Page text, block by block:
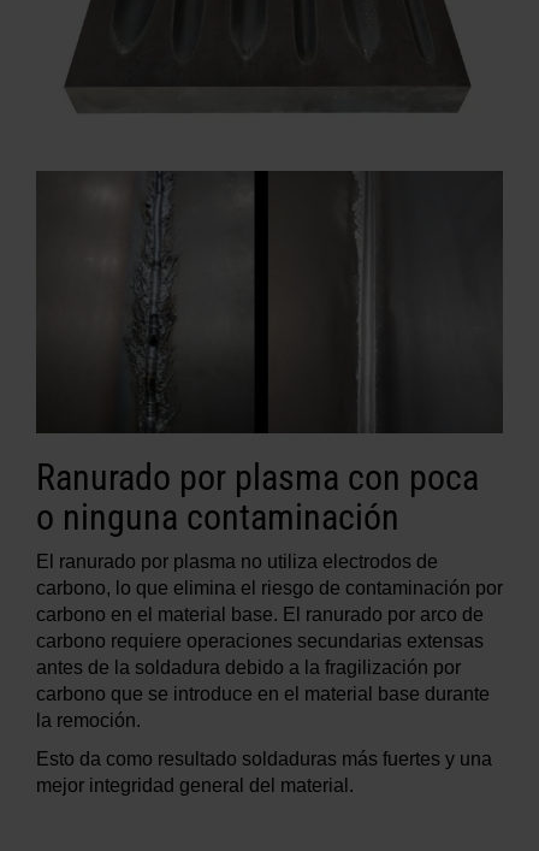
Ranurado por plasma con poca
o ninguna contaminación
El ranurado por plasma no utiliza electrodos de
carbono, lo que elimina el riesgo de contaminación por
carbono en el material base. El ranurado por arco de
carbono requiere operaciones secundarias extensas
antes de la soldadura debido a la fragilización por
carbono que se introduce en el material base durante
la remoción.
Esto da como resultado soldaduras más fuertes y una
mejor integridad general del material.